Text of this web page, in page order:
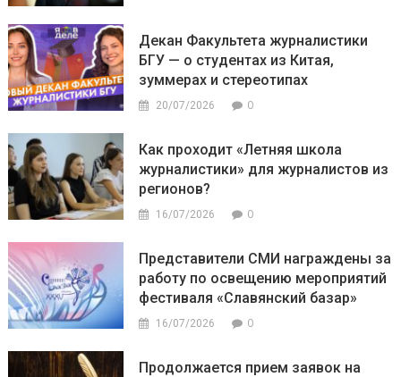
Декан Факультета журналистики
БГУ — о студентах из Китая,
зуммерах и стереотипах
20/07/2026 0
Как проходит «Летняя школа
журналистики» для журналистов из
регионов?
16/07/2026 0
Представители СМИ награждены за
работу по освещению мероприятий
фестиваля «Славянский базар»
16/07/2026 0
Продолжается прием заявок на